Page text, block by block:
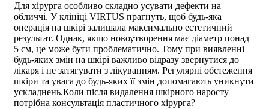
Для хірурга особливо складно усувати дефекти на
обличчі. У клініці VIRTUS прагнуть, щоб будь-яка
операція на шкірі залишала максимально естетичний
результат. Однак, якщо новоутворення має діаметр понад
5 см, це може бути проблематично. Тому при виявленні
будь-яких змін на шкірі важливо відразу звернутися до
лікаря і не затягувати з лікуванням. Регулярні обстеження
шкіри та увага до будь-яких її змін допомагають уникнути
ускладнень.Коли після видалення шкірного наросту
потрібна консультація пластичного хірурга?